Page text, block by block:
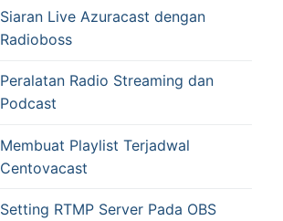
Siaran Live Azuracast dengan
Radioboss
Peralatan Radio Streaming dan
Podcast
Membuat Playlist Terjadwal
Centovacast
Setting RTMP Server Pada OBS